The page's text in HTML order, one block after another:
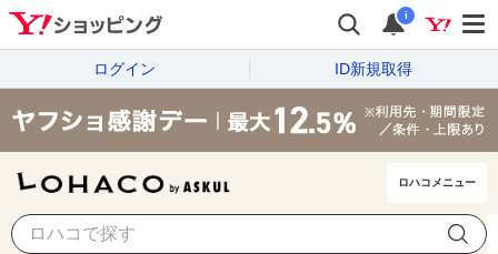
i
ログイン ID新規取得
ロハコメニュー